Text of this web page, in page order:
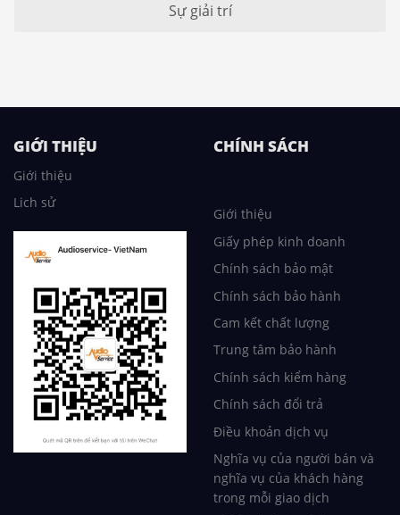
Sự giải trí
GIỚI THIỆU
Giới thiệu
Lich sử
CHÍNH SÁCH
Giới thiệu
Giấy phép kinh doanh
Chính sách bảo mật
Chính sách bảo hành
Cam kết chất lượng
Trung tâm bảo hành
Chính sách kiểm hàng
Chính sách đổi trả
Điều khoản dịch vụ
Nghĩa vụ của người bán và
nghĩa vụ của khách hàng
trong mỗi giao dịch